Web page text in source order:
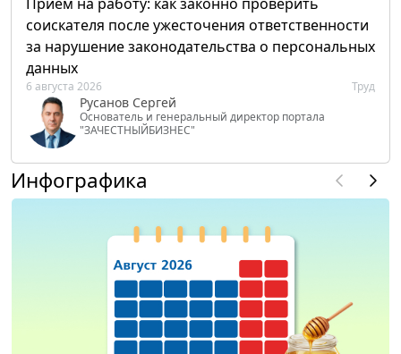
соискателя после ужесточения ответственности
за нарушение законодательства о персональных
данных
6 августа 2026 Труд
Русанов Сергей
Основатель и генеральный директор портала
"ЗАЧЕСТНЫЙБИЗНЕС"
Инфографика